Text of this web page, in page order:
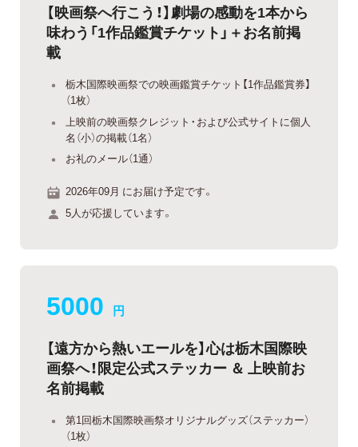
【映画祭へ行こう！】劇場の感動を1本から
味わう「1作品鑑賞チケット」＋お名前掲
載
栃木国際映画祭での映画鑑賞チケット【1作品鑑賞券】
（1枚）
上映前の映画祭クレジット・および公式サイトに個人
名（小）の掲載（1名）
お礼のメール（1通）
2026年09月 にお届け予定です。
5人が応援しています。
5000 円
【遠方から熱いエールを】心は栃木国際映
画祭へ！限定公式ステッカー ＆ 上映前お
名前掲載
第1回栃木国際映画祭オリジナルグッズ（ステッカー）
（1枚）